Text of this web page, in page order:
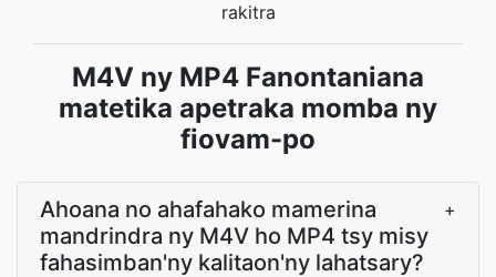
rakitra
M4V ny MP4 Fanontaniana
matetika apetraka momba ny
fiovam-po
Ahoana no ahafahako mamerina
mandrindra ny M4V ho MP4 tsy misy
fahasimban'ny kalitaon'ny lahatsary?
+